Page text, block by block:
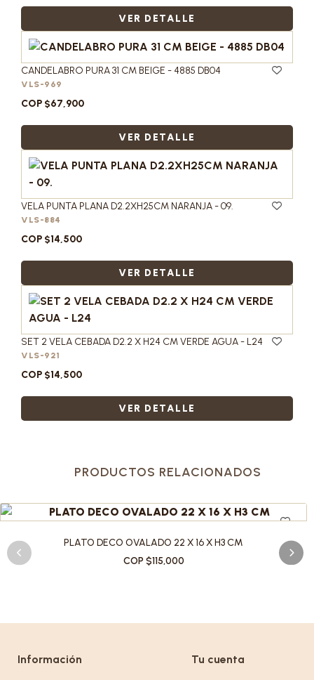
VER DETALLE
CANDELABRO PURA 31 CM BEIGE - 4885 DB04
VLS-969
COP $67,900
VER DETALLE
VELA PUNTA PLANA D2.2XH25CM NARANJA - 09.
VLS-884
COP $14,500
VER DETALLE
SET 2 VELA CEBADA D2.2 X H24 CM VERDE AGUA - L24
VLS-921
COP $14,500
VER DETALLE
PRODUCTOS RELACIONADOS
PLATO DECO OVALADO 22 X 16 X H3 CM
COP $115,000
Información Tu cuenta